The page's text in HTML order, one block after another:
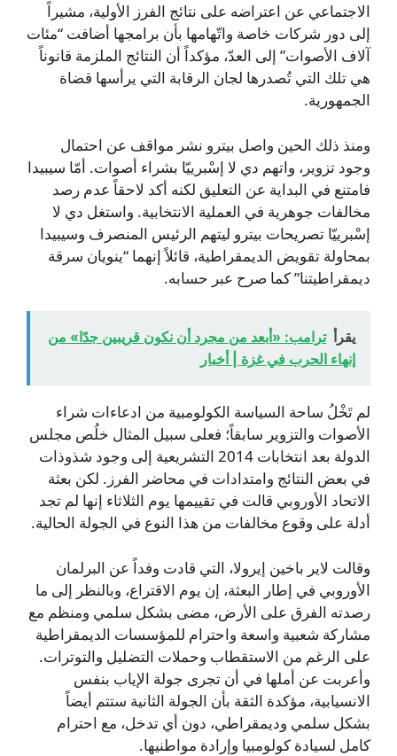
الاجتماعي عن اعتراضه على نتائج الفرز الأولية، مشيراً
إلى دور شركات خاصة واتّهامها بأن برامجها أضافت “مئات
آلاف الأصوات” إلى العدّ، مؤكداً أن النتائج الملزمة قانوناً
هي تلك التي تُصدرها لجان الرقابة التي يرأسها قضاة
الجمهورية.
ومنذ ذلك الحين واصل بيترو نشر مواقف عن احتمال
وجود تزوير، واتهم دي لا إسْبرييّا بشراء أصوات. أمّا سيبيدا
فامتنع في البداية عن التعليق لكنه أكد لاحقاً عدم رصد
مخالفات جوهرية في العملية الانتخابية. واستغل دي لا
إسْبرييّا تصريحات بيترو ليتهم الرئيس المنصرف وسيبيدا
بمحاولة تقويض الديمقراطية، قائلاً إنهما “ينويان سرقة
ديمقراطيتنا” كما صرح عبر حسابه.
يقرأ ترامب: «أبعد من مجرد أن نكون قريبين جدًا» من
إنهاء الحرب في غزة | أخبار
لم تَخْلُ ساحة السياسة الكولومبية من ادعاءات شراء
الأصوات والتزوير سابقاً؛ فعلى سبيل المثال خلُص مجلس
الدولة بعد انتخابات 2014 التشريعية إلى وجود شذوذات
في بعض النتائج وامتدادات في محاضر الفرز. لكن بعثة
الاتحاد الأوروبي قالت في تقييمها يوم الثلاثاء إنها لم تجد
أدلة على وقوع مخالفات من هذا النوع في الجولة الحالية.
وقالت لاير باخين إيرولا، التي قادت وفداً عن البرلمان
الأوروبي في إطار البعثة، إن يوم الاقتراع، وبالنظر إلى ما
رصدته الفرق على الأرض، مضى بشكل سلمي ومنظم مع
مشاركة شعبية واسعة واحترام للمؤسسات الديمقراطية
على الرغم من الاستقطاب وحملات التضليل والتوترات.
وأعربت عن أملها في أن تجرى جولة الإياب بنفس
الانسيابية، مؤكدة الثقة بأن الجولة الثانية ستتم أيضاً
بشكل سلمي وديمقراطي، دون أي تدخل، مع احترام
كامل لسيادة كولومبيا وإرادة مواطنيها.